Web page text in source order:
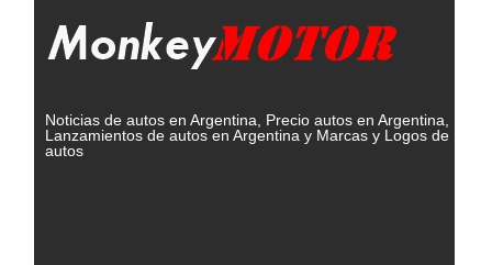
Noticias de autos en Argentina, Precio autos en Argentina,
Lanzamientos de autos en Argentina y Marcas y Logos de
autos